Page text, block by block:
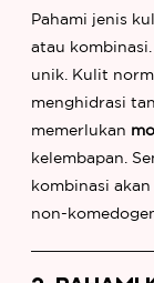
Pahami jenis
atau
unik. Kulit
menghidrasi
memerlukan
kelembapan.
kombinasi
non-